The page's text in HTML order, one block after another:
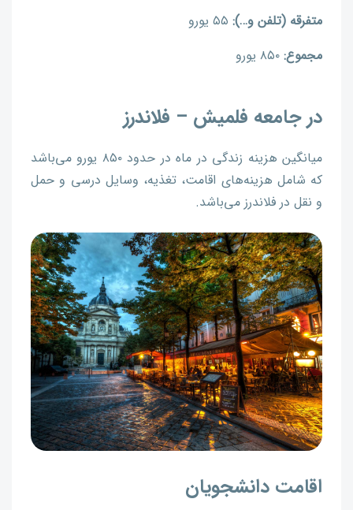
متفرقه (تلفن و…): ۵۵ یورو
مجموع: ۸۵۰ یورو
در جامعه فلمیش – فلاندرز
میانگین هزینه زندگی در ماه در حدود ۸۵۰ یورو می‌باشد
که شامل هزینه‌های اقامت، تغذیه، وسایل درسی و حمل
و نقل در فلاندرز می‌باشد.
اقامت دانشجویان